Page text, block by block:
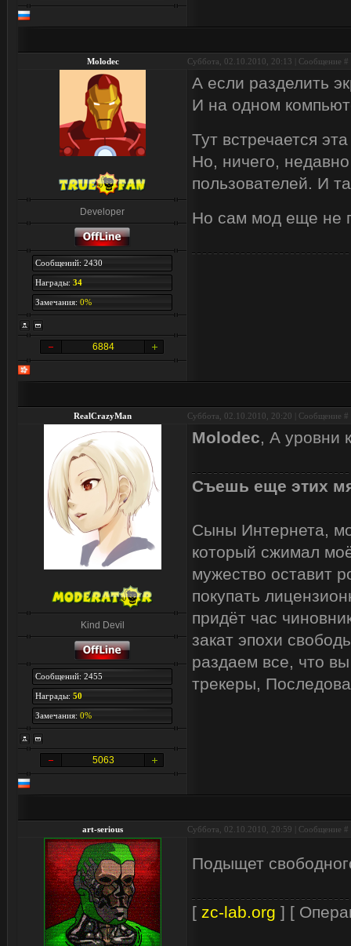
Molodec Суббота, 02.10.2010, 20:13 | Сообщение #
Developer
Сообщений: 2430
Награды: 34
Замечания: 0%
6884
А если разделить
И на одном
Тут встречается
Но, ничего,
пользователей. И
Но сам мод еще не
RealCrazyMan Суббота, 02.10.2010, 20:20 | Сообщение #
Kind Devil
Сообщений: 2455
Награды: 50
Замечания: 0%
5063
Molodec, А уровни
Съешь еще этих
Сыны Интернета,
который сжимал
мужество оставит
покупать
придёт час
закат эпохи
раздаем все, что
трекеры,
art-serious Суббота, 02.10.2010, 20:59 | Сообщение #
Подыщет
[ zc-lab.org ] [